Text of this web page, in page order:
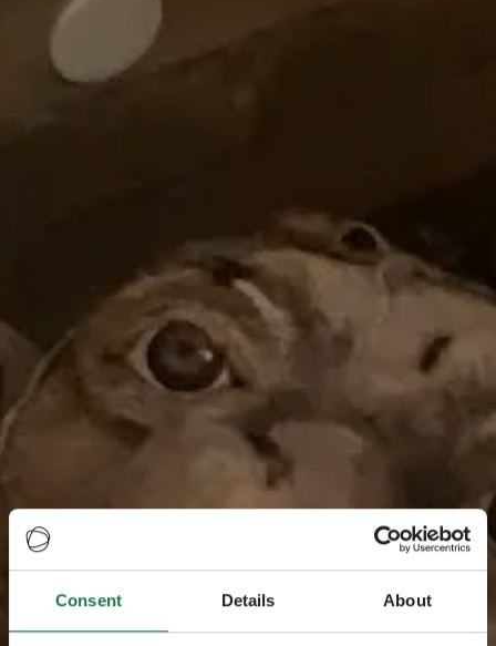
Consent Details About